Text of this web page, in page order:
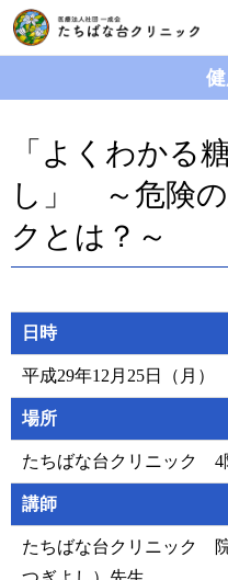
「よくわかる
し」 ～危険
クとは？～
日時
平成29年12月25日（月）
場所
たちばな台クリニック
講師
たちばな台クリニック